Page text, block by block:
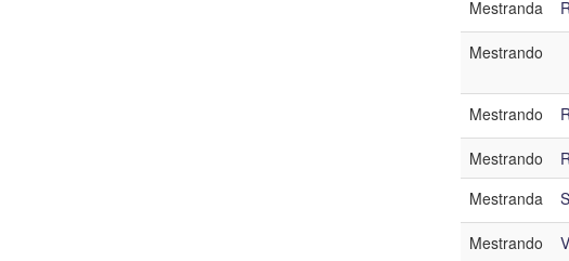
Mestranda
Mestrando
Mestrando
Mestrando
Mestranda
Mestrando